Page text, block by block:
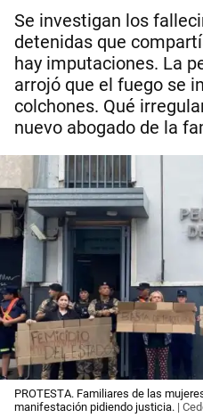
Se investigan los
detenidas que
hay imputaciones. La
arrojó que el fuego se
colchones. Qué
nuevo abogado de la
PROTESTA. Familiares de las
manifestación pidiendo justicia. |